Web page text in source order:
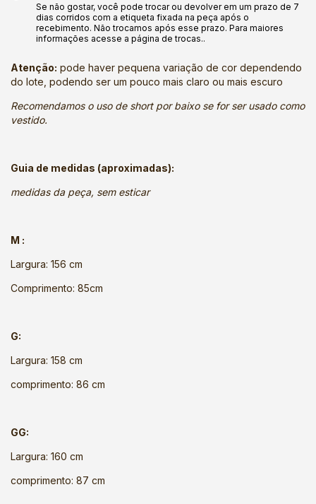
Se não gostar, você pode trocar ou devolver em um prazo de 7
dias corridos com a etiqueta fixada na peça após o
recebimento. Não trocamos após esse prazo. Para maiores
informações acesse a página de trocas..
Atenção: pode haver pequena variação de cor dependendo
do lote, podendo ser um pouco mais claro ou mais escuro
Recomendamos o uso de short por baixo se for ser usado como
vestido.
Guia de medidas (aproximadas):
medidas da peça, sem esticar
M :
Largura: 156 cm
Comprimento: 85cm
G:
Largura: 158 cm
comprimento: 86 cm
GG:
Largura: 160 cm
comprimento: 87 cm